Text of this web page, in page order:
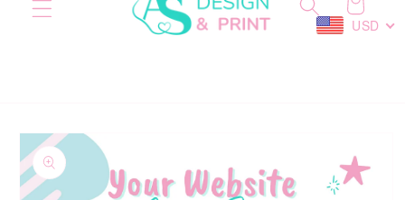
Carrito
USD
directamente
a la
información
del producto